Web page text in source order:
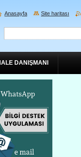
DANIŞMANI
Anasayfa Site haritası